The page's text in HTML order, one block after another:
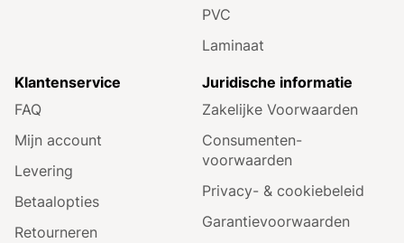
PVC
Laminaat
Klantenservice
FAQ
Mijn account
Levering
Betaalopties
Retourneren
Juridische informatie
Zakelijke Voorwaarden
Consumenten­
voorwaarden
Privacy- & cookiebeleid
Garantie­voorwaarden